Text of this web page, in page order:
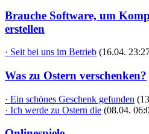
Brauche Software, um
erstellen
· Seit bei uns im Betrieb (16.04.
Was zu Ostern verschenken?
· Ein schönes Geschenk gefunden
· Ich werde zu Ostern die (08.04.